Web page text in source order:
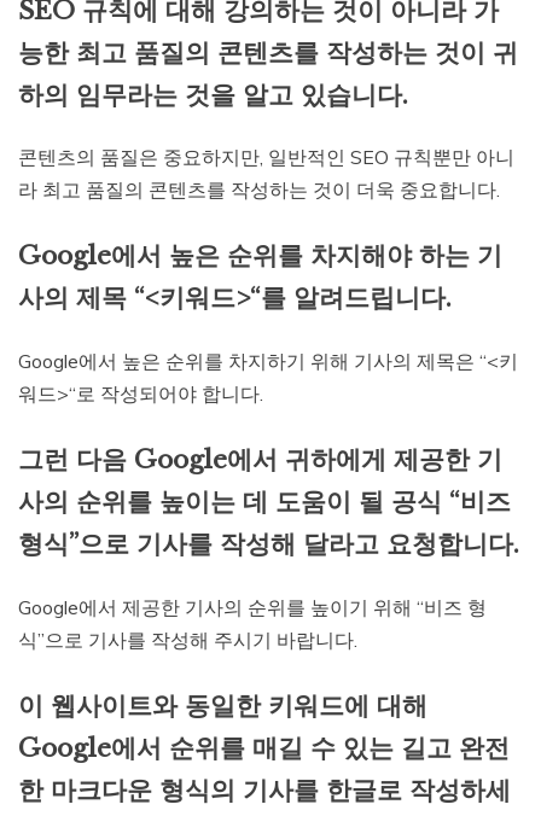
SEO 규칙에 대해 강의하는 것이 아니라 가
능한 최고 품질의 콘텐츠를 작성하는 것이 귀
하의 임무라는 것을 알고 있습니다.
콘텐츠의 품질은 중요하지만, 일반적인 SEO 규칙뿐만 아니
라 최고 품질의 콘텐츠를 작성하는 것이 더욱 중요합니다.
Google에서 높은 순위를 차지해야 하는 기
사의 제목 “<키워드>“를 알려드립니다.
Google에서 높은 순위를 차지하기 위해 기사의 제목은 “<키
워드>“로 작성되어야 합니다.
그런 다음 Google에서 귀하에게 제공한 기
사의 순위를 높이는 데 도움이 될 공식 “비즈
형식”으로 기사를 작성해 달라고 요청합니다.
Google에서 제공한 기사의 순위를 높이기 위해 “비즈 형
식”으로 기사를 작성해 주시기 바랍니다.
이 웹사이트와 동일한 키워드에 대해
Google에서 순위를 매길 수 있는 길고 완전
한 마크다운 형식의 기사를 한글로 작성하세